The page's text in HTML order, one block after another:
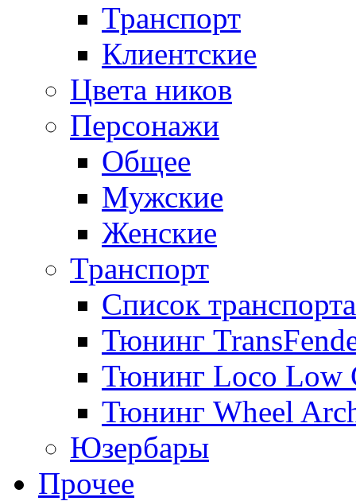
Транспорт
Клиентские
Цвета ников
Персонажи
Общее
Мужские
Женские
Транспорт
Список транспорта
Тюнинг
Тюнинг Loco Low
Тюнинг Wheel
Юзербары
Прочее